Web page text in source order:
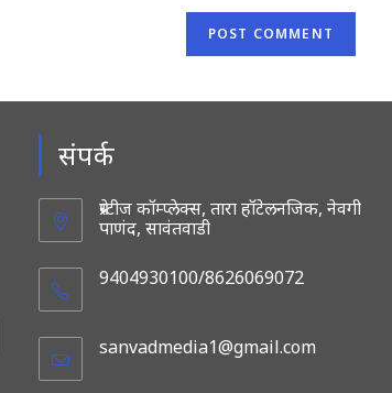
संपर्क
प्रेस्टीज कॉम्प्लेक्स, तारा हॉटेलनजिक, नेवगी
पाणंद, सावंतवाडी
9404930100/8626069072
sanvadmedia1@gmail.com